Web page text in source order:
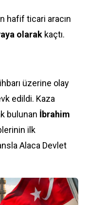
hafif ticari aracın
olarak kaçtı.
üzerine olay
edildi. Kaza
bulunan İbrahim
ilk
Alaca Devlet